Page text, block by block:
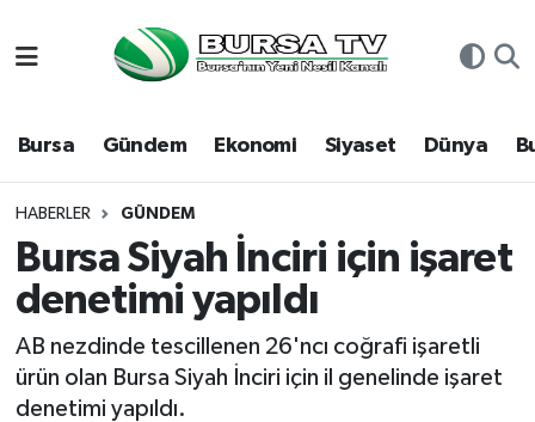
Bursa Gündem Ekonomi Siyaset Dünya
HABERLER GÜNDEM
Bursa Siyah İnciri için işaret
denetimi yapıldı
AB nezdinde tescillenen 26'ncı coğrafi işaretli
ürün olan Bursa Siyah İnciri için il genelinde işaret
denetimi yapıldı.
Bursa
Dünya
Eğitim
Ekonomi
Genel
Hava Durumu
Namaz Vakitleri
Trafik Durumu
Süper Lig Puan Durumu ve Fikstür
Tüm Manşetler